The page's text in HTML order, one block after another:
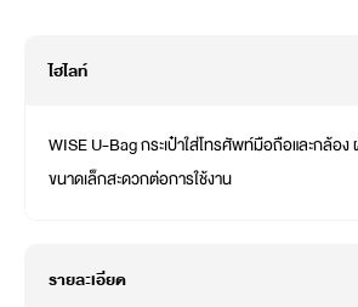
ไฮไลท์
WISE U-Bag กระเป๋าใส่โทรศัพท์มือถือและกล้อ
ขนาดเล็กสะดวกต่อการใช้งาน
รายละเอียด